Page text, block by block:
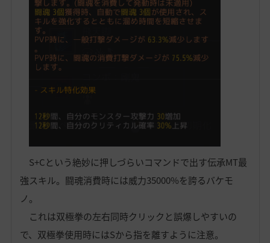
S+Cという絶妙に押しづらいコマンドで出す伝承MT最
強スキル。闘魂消費時には威力35000%を誇るバケモ
ノ。
これは双極拳の左右同時クリックと誤爆しやすいの
で、双極拳使用時にはSから指を離すように注意。